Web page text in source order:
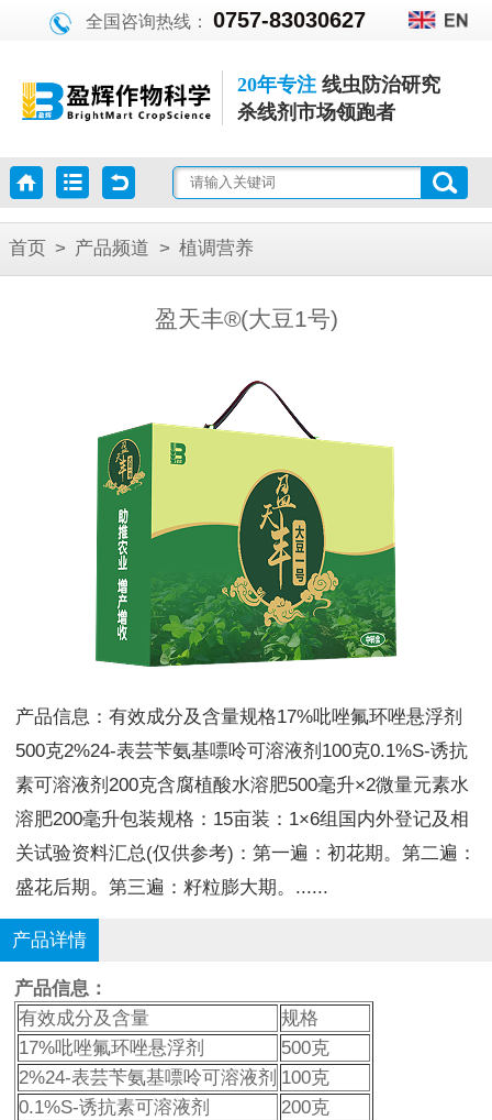
全国咨询热线：0757-83030627
20年专注线虫防治研究
杀线剂市场领跑者
首页 > 产品频道 > 植调营养
盈天丰®(大豆1号)
产品信息：有效成分及含量规格17%吡唑氟环唑悬浮剂
500克2%24-表芸苄氨基嘌呤可溶液剂100克0.1%S-诱抗
素可溶液剂200克含腐植酸水溶肥500毫升×2微量元素水
溶肥200毫升包装规格：15亩装：1×6组国内外登记及相
关试验资料汇总(仅供参考)：第一遍：初花期。第二遍：
盛花后期。第三遍：籽粒膨大期。......
产品详情
产品信息：
有效成分及含量
规格
17%吡唑氟环唑悬浮剂
500克
2%24-表芸苄氨基嘌呤可溶液剂 100克
0.1%S-诱抗素可溶液剂
200克